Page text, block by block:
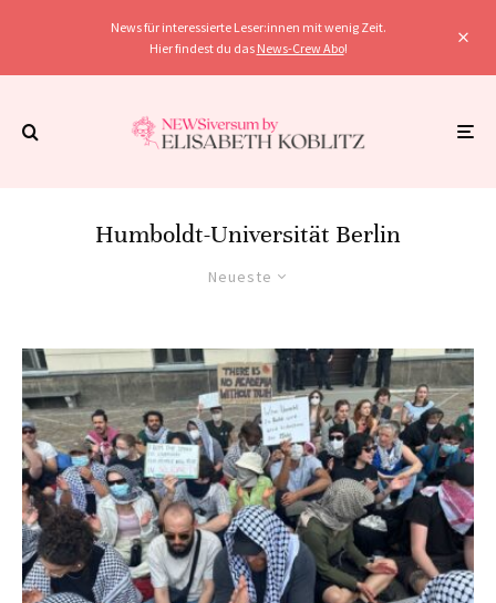
News für interessierte Leser:innen mit wenig Zeit.
Hier findest du das News-Crew Abo!
Humboldt-Universität Berlin
Neueste